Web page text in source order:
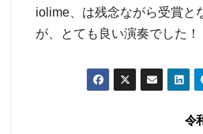
iolime、は残念ながら受賞と
が、とても良い演奏でした！
令